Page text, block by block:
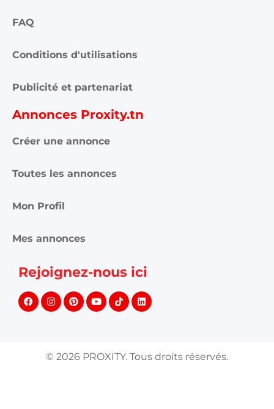
FAQ
Conditions d'utilisations
Publicité et partenariat
Annonces Proxity.tn
Créer une annonce
Toutes les annonces
Mon Profil
Mes annonces
Rejoignez-nous ici
© 2026 PROXITY. Tous droits réservés.